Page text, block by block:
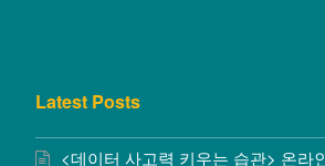
Latest Posts
<데이터 사고력 키우는 습관> 온라